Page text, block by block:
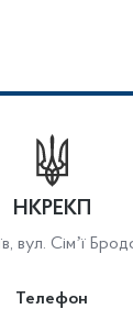
НКРЕКП
вул. Сімʼї
Телефон